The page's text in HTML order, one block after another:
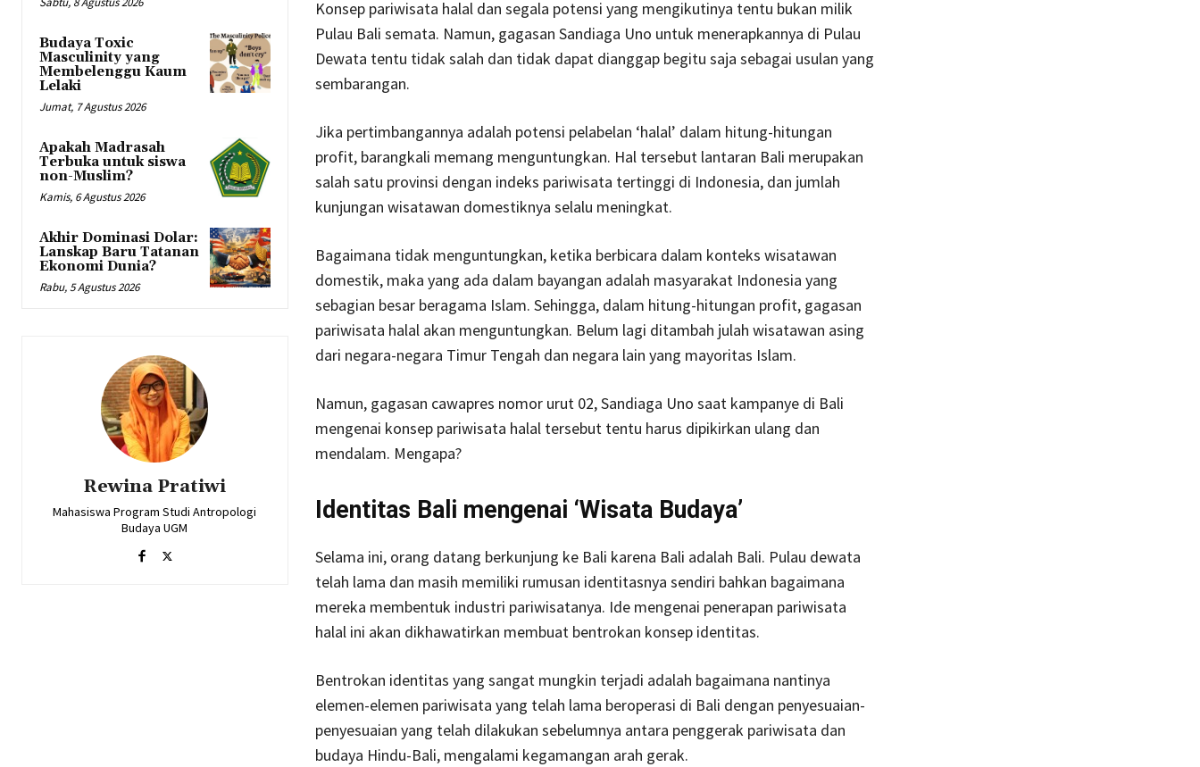
Budaya Toxic
Masculinity yang
Membelenggu Kaum
Lelaki
Jumat, 7 Agustus 2026
Apakah Madrasah
Terbuka untuk siswa
non-Muslim?
Kamis, 6 Agustus 2026
Akhir Dominasi Dolar:
Lanskap Baru Tatanan
Ekonomi Dunia?
Rabu, 5 Agustus 2026
Rewina Pratiwi
Mahasiswa Program Studi Antropologi
Budaya UGM
Konsep pariwisata halal dan segala potensi yang mengikutinya tentu bukan milik
Pulau Bali semata. Namun, gagasan Sandiaga Uno untuk menerapkannya di Pulau
Dewata tentu tidak salah dan tidak dapat dianggap begitu saja sebagai usulan yang
sembarangan.
Jika pertimbangannya adalah potensi pelabelan ‘halal’ dalam hitung-hitungan
profit, barangkali memang menguntungkan. Hal tersebut lantaran Bali merupakan
salah satu provinsi dengan indeks pariwisata tertinggi di Indonesia, dan jumlah
kunjungan wisatawan domestiknya selalu meningkat.
Bagaimana tidak menguntungkan, ketika berbicara dalam konteks wisatawan
domestik, maka yang ada dalam bayangan adalah masyarakat Indonesia yang
sebagian besar beragama Islam. Sehingga, dalam hitung-hitungan profit, gagasan
pariwisata halal akan menguntungkan. Belum lagi ditambah julah wisatawan asing
dari negara-negara Timur Tengah dan negara lain yang mayoritas Islam.
Namun, gagasan cawapres nomor urut 02, Sandiaga Uno saat kampanye di Bali
mengenai konsep pariwisata halal tersebut tentu harus dipikirkan ulang dan
mendalam. Mengapa?
Identitas Bali mengenai ‘Wisata Budaya’
Selama ini, orang datang berkunjung ke Bali karena Bali adalah Bali. Pulau dewata
telah lama dan masih memiliki rumusan identitasnya sendiri bahkan bagaimana
mereka membentuk industri pariwisatanya. Ide mengenai penerapan pariwisata
halal ini akan dikhawatirkan membuat bentrokan konsep identitas.
Bentrokan identitas yang sangat mungkin terjadi adalah bagaimana nantinya
elemen-elemen pariwisata yang telah lama beroperasi di Bali dengan penyesuaian-
penyesuaian yang telah dilakukan sebelumnya antara penggerak pariwisata dan
budaya Hindu-Bali, mengalami kegamangan arah gerak.